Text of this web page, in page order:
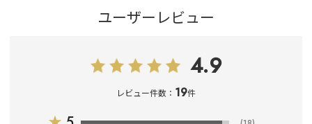
ユーザーレビュー
4.9
レビュー件数： 19件